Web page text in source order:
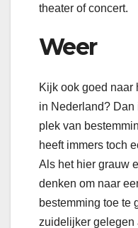
theater of concert.
Weer
Kijk ook goed naar
in Nederland?
plek van
heeft immers toch
Als het hier grauw
denken om naar
bestemming toe te
zuidelijker gelegen